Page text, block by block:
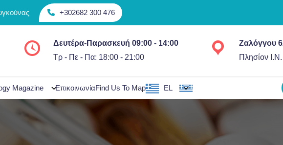
+302682 300 476
Δευτέρα-Παρασκευή 09:00 - 14:00
Τρ - Πε - Πα: 18:00 - 21:00
Ζαλόγγου
Πλησίον
Magazine ΕπικοινωνίαFind Us To Map EL